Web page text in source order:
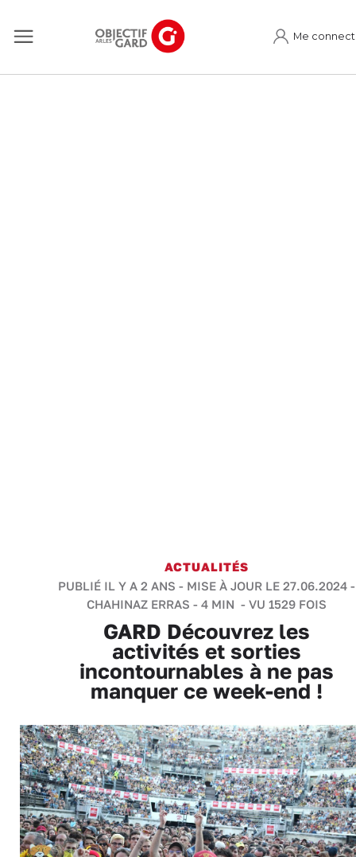
Me
ACTUALITÉS
PUBLIÉ IL Y A 2 ANS - MISE À JOUR LE 27.06.2024 -
CHAHINAZ ERRAS - 4 MIN - VU 1529 FOIS
GARD Découvrez les
activités et sorties
incontournables à ne pas
manquer ce week-end !